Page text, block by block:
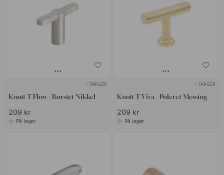
+ FARGER
Knott T Flow - Børstet Nikkel
209 kr
På lager
+ FARGER
Knott T Viva - Poleret Messing
209 kr
På lager